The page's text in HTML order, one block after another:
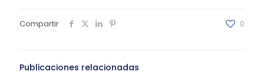
Compartir 0
Publicaciones relacionadas